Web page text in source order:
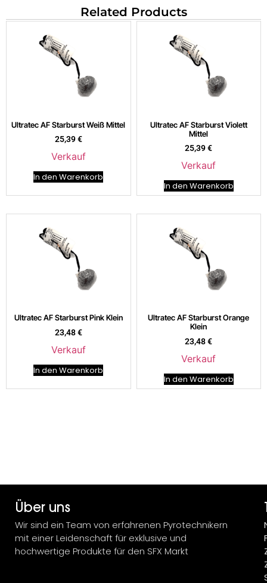
Related Products
Ultratec AF Starburst Weiß Mittel
25,39€
Verkauf
In den Warenkorb
Ultratec AF Starburst Violett
Mittel
25,39€
Verkauf
In den Warenkorb
Ultratec AF Starburst Pink Klein
23,48€
Verkauf
In den Warenkorb
Ultratec AF Starburst Orange
Klein
23,48€
Verkauf
In den Warenkorb
Über uns
Wir sind ein Team von erfahrenen Pyrotechnikern
mit einer Leidenschaft für exklusive und
hochwertige Produkte für den SFX Markt